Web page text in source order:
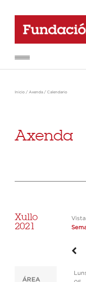
Inicio / Axenda / Calendario
Axenda
Xullo
2021
ÁREA